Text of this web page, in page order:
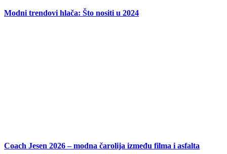
Modni trendovi hlača: Što nositi u 2024
Coach Jesen 2026 – modna čarolija između filma i asfalta